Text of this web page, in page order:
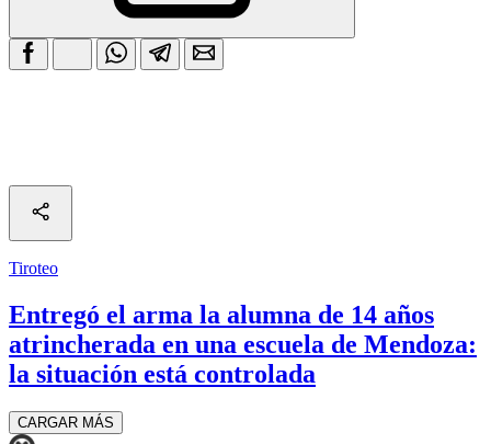
Tiroteo
Entregó el arma la alumna de 14 años
atrincherada en una escuela de Mendoza:
la situación está controlada
CARGAR MÁS